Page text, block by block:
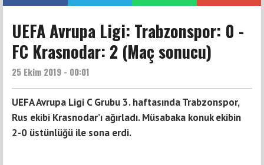
UEFA Avrupa Ligi: Trabzonspor: 0 -
FC Krasnodar: 2 (Maç sonucu)
25 Ekim 2019 - 00:01
UEFA Avrupa Ligi C Grubu 3. haftasında Trabzonspor,
Rus ekibi Krasnodar’ı ağırladı. Müsabaka konuk ekibin
2-0 üstünlüğü ile sona erdi.